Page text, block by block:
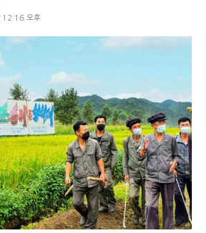
오후